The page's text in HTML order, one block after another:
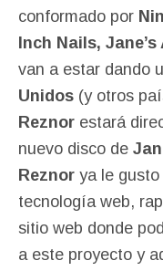
conformado por
Inch Nails,
van a estar dando
Unidos (y otros
Reznor estará
nuevo disco de
Reznor ya le
tecnología web,
sitio web donde
a este proyecto y